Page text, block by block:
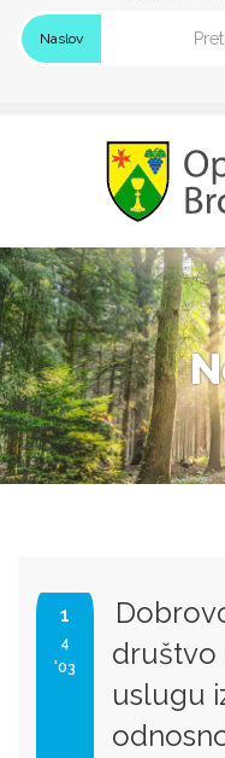
Naslov
1
4
'03
društvo
uslugu